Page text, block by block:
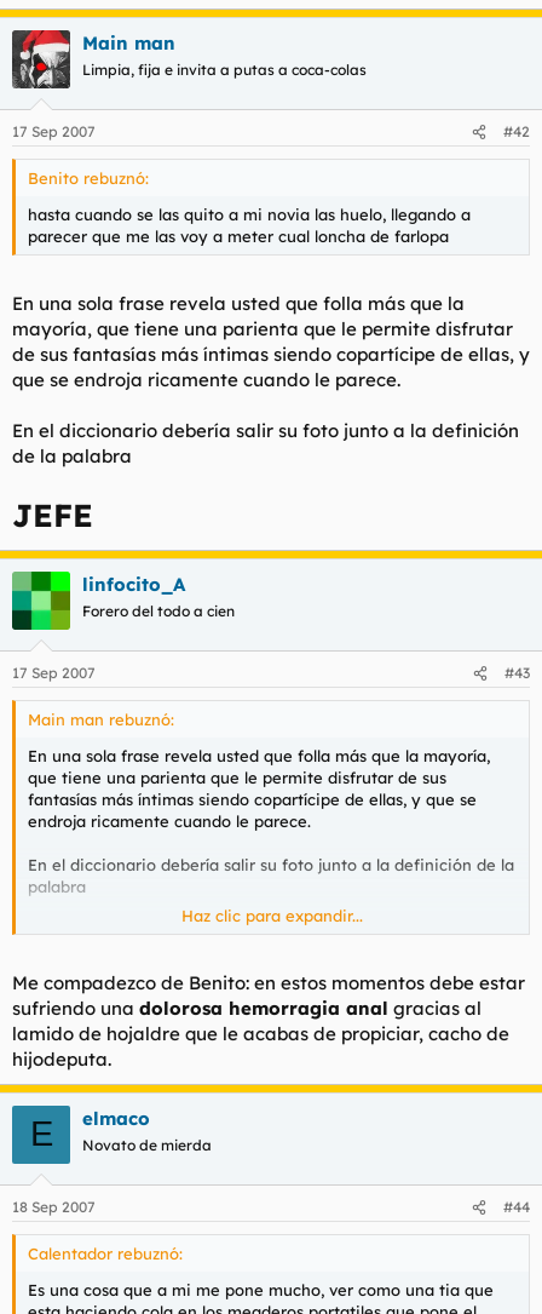
Main man
Limpia, fija e invita a putas a coca-colas
17 Sep 2007 #42
Benito rebuznó:
hasta cuando se las quito a mi novia las huelo, llegando a
parecer que me las voy a meter cual loncha de farlopa
En una sola frase revela usted que folla más que la
mayoría, que tiene una parienta que le permite disfrutar
de sus fantasías más íntimas siendo copartícipe de ellas, y
que se endroja ricamente cuando le parece.
En el diccionario debería salir su foto junto a la definición
de la palabra
JEFE
linfocito_A
Forero del todo a cien
17 Sep 2007 #43
Main man rebuznó:
En una sola frase revela usted que folla más que la mayoría,
que tiene una parienta que le permite disfrutar de sus
fantasías más íntimas siendo copartícipe de ellas, y que se
endroja ricamente cuando le parece.
En el diccionario debería salir su foto junto a la definición de la
palabra
JEFE
Haz clic para expandir...
Me compadezco de Benito: en estos momentos debe estar
sufriendo una dolorosa hemorragia anal gracias al
lamido de hojaldre que le acabas de propiciar, cacho de
hijodeputa.
E elmaco
Novato de mierda
18 Sep 2007 #44
Calentador rebuznó:
Es una cosa que a mi me pone mucho, ver como una tia que